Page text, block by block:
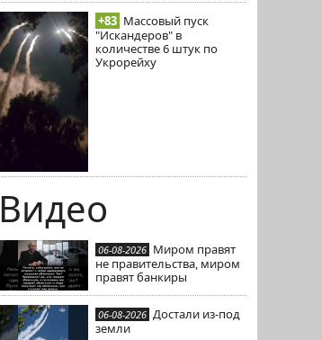
+83 Массовый пуск
"Искандеров" в
количестве 6 штук по
Укрорейху
Видео
06-08-2026 Миром правят
не правительства, миром
правят банкиры
06-08-2026 Достали из-под
земли